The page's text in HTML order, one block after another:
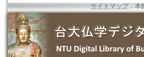
サイトマップ．本